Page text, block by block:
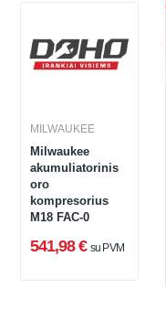
MILWAUKEE
Milwaukee
akumuliatorinis
oro
kompresorius
M18 FAC-0
541,98 € su PVM